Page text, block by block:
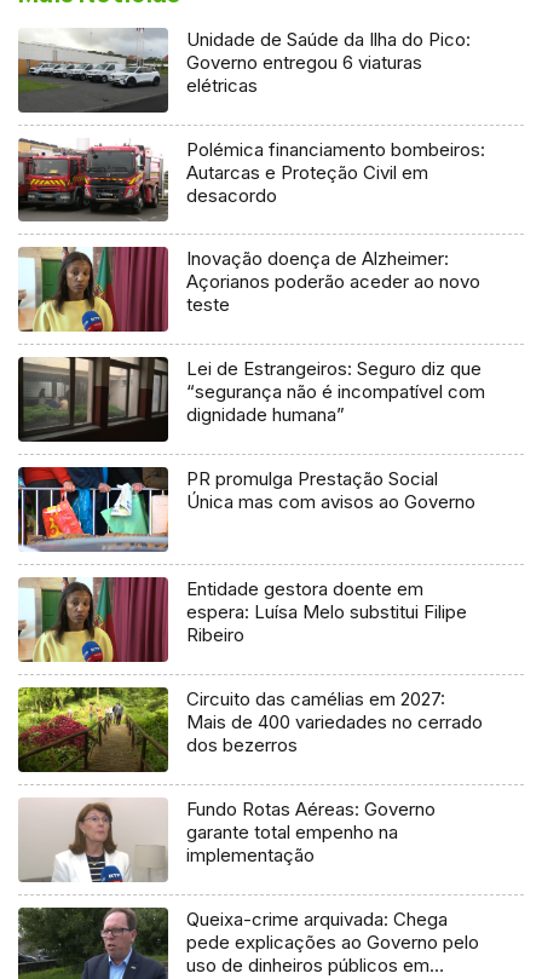
Unidade de Saúde da Ilha do Pico:
Governo entregou 6 viaturas
elétricas
Polémica financiamento bombeiros:
Autarcas e Proteção Civil em
desacordo
Inovação doença de Alzheimer:
Açorianos poderão aceder ao novo
teste
Lei de Estrangeiros: Seguro diz que
“segurança não é incompatível com
dignidade humana”
PR promulga Prestação Social
Única mas com avisos ao Governo
Entidade gestora doente em
espera: Luísa Melo substitui Filipe
Ribeiro
Circuito das camélias em 2027:
Mais de 400 variedades no cerrado
dos bezerros
Fundo Rotas Aéreas: Governo
garante total empenho na
implementação
Queixa-crime arquivada: Chega
pede explicações ao Governo pelo
uso de dinheiros públicos em